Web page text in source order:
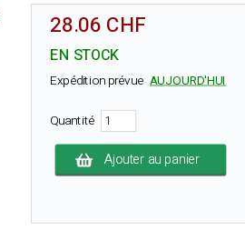
28.06 CHF
EN STOCK
Expédition prévueAUJOURD'HUI
Quantité
Ajouter au panier